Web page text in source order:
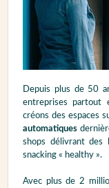
Depuis plus de 50
entreprises partout
créons des espaces
automatiques
shops délivrant des
snacking « healthy ».
Avec plus de 2